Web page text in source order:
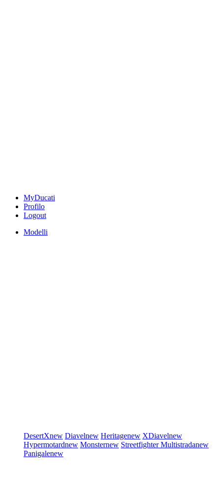
MyDucati
Profilo
Logout
Modelli
DesertXnew Diavelnew Heritagenew XDiavelnew
Hypermotardnew Monsternew StreetfighterMultistradanew
Panigalenew